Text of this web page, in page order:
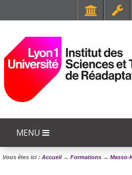
MENU
Vous êtes ici : Accueil→ Formations → Masso-